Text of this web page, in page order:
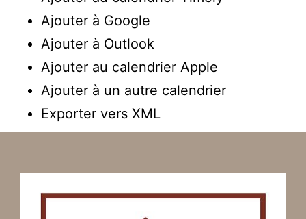
Ajouter à Google
Ajouter à Outlook
Ajouter au calendrier Apple
Ajouter à un autre calendrier
Exporter vers XML